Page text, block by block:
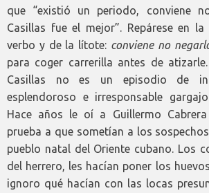
que “existió un periodo, conviene
Casillas fue el mejor”. Repárese en la
verbo y de la lítote: conviene no
para coger carrerilla antes de
Casillas no es un episodio de
esplendoroso e irresponsable
Hace años le oí a Guillermo
prueba a que sometían a los
pueblo natal del Oriente cubano. Los
del herrero, les hacían poner los
ignoro qué hacían con las locas